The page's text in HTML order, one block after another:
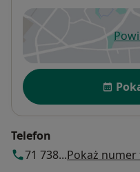
Dostępność
Telefon
71 738...Pokaż